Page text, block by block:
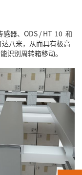
器、ODS / HT 10 和
八米，从而具有极高
识别周转箱移动。